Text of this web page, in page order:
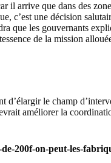
il arrive que dans des
c’est une décision
que les gouvernants
de la mission
d’élargir le champ
améliorer la
200f-on-peut-les-